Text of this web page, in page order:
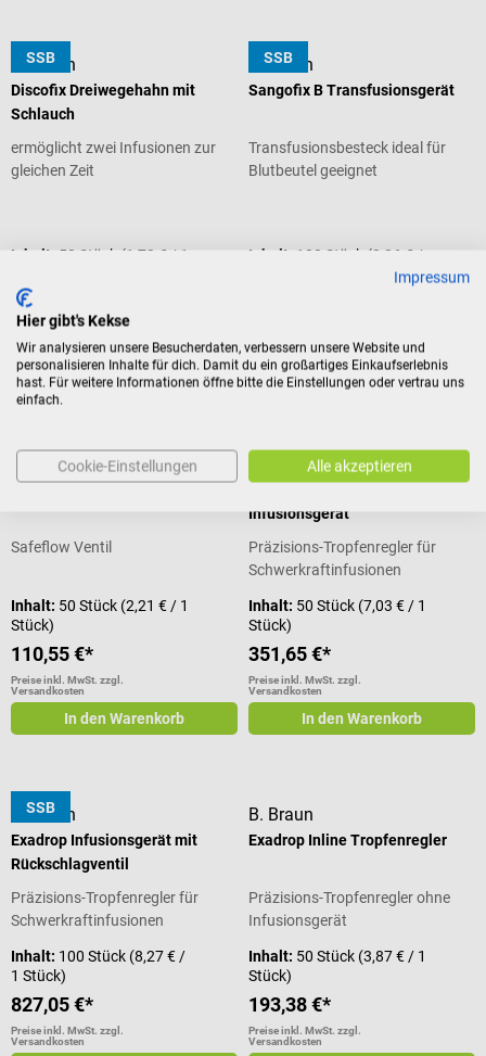
SSB
B. Braun
Discofix Dreiwegehahn mit
Schlauch
ermöglicht zwei Infusionen zur
gleichen Zeit
Inhalt: 50 Stück (1,73 € / 1
86,28 €*
Preise inkl. MwSt. zzgl.
Versandkosten
In den Warenkorb
SSB
B. Braun
Sangofix B Transfusionsgerät
Transfusionsbesteck ideal für
Blutbeutel geeignet
Inhalt: 100 Stück (2,26 € /
Versandkosten
In den Warenkorb
B. Braun
Safeflow Ventil
Inhalt: 50 Stück (2,21 € / 1
Stück)
110,55 €*
Preise inkl. MwSt. zzgl.
Versandkosten
In den Warenkorb
B. Braun
Infusionsgerät
Präzisions-Tropfenregler für
Schwerkraftinfusionen
Inhalt: 50 Stück (7,03 € / 1
Stück)
351,65 €*
Preise inkl. MwSt. zzgl.
Versandkosten
In den Warenkorb
SSB
B. Braun
Exadrop Infusionsgerät mit
Rückschlagventil
Präzisions-Tropfenregler für
Schwerkraftinfusionen
Inhalt: 100 Stück (8,27 € /
1 Stück)
827,05 €*
Preise inkl. MwSt. zzgl.
Versandkosten
B. Braun
Exadrop Inline Tropfenregler
Präzisions-Tropfenregler ohne
Infusionsgerät
Inhalt: 50 Stück (3,87 € / 1
Stück)
193,38 €*
Preise inkl. MwSt. zzgl.
Versandkosten
Impressum
Hier gibt's Kekse
Wir analysieren unsere Besucherdaten, verbessern unsere Website und
personalisieren Inhalte für dich. Damit du ein großartiges Einkaufserlebnis
hast. Für weitere Informationen öffne bitte die Einstellungen oder vertrau uns
einfach.
Cookie-Einstellungen Alle akzeptieren